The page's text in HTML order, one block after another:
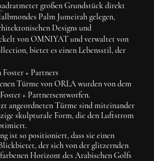
großen Grundstück direkt
Palm Jumeirah gelegen,
Designs und
von OMNIYAT und verwaltet von
, bietet es einen Lebensstil, der
+ Partners
Türme von ORLA wurden von dem
Foster + Partnersentworfen.
angeordneten Türme sind miteinander
skulpturale Form, die den Luftstrom
ist so positioniert, dass sie einen
bietet, der sich von der glitzernden
Horizont des Arabischen Golfs